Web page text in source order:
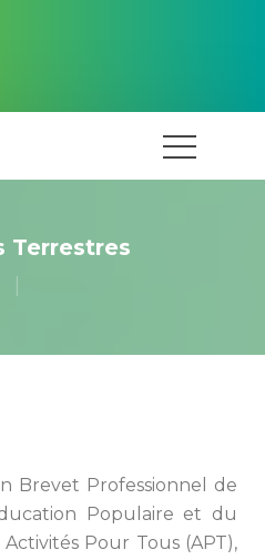
Terrestre
Brevet Professionnel de
Populaire et du
Pour Tous (APT),